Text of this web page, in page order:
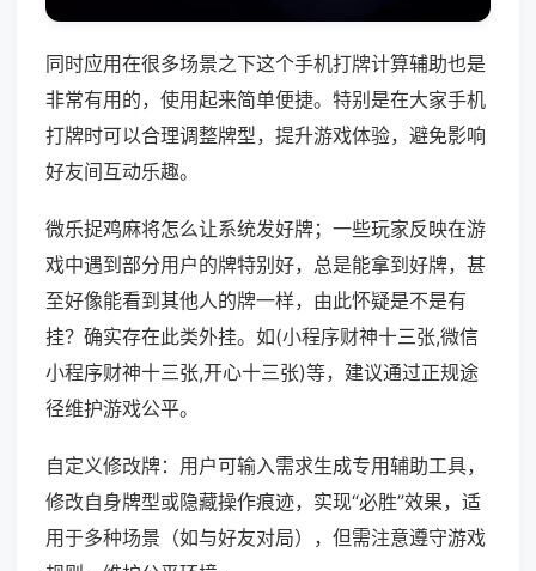
同时应用在很多场景之下这个手机打牌计算辅助也是
非常有用的，使用起来简单便捷。特别是在大家手机
打牌时可以合理调整牌型，提升游戏体验，避免影响
好友间互动乐趣。
微乐捉鸡麻将怎么让系统发好牌；一些玩家反映在游
戏中遇到部分用户的牌特别好，总是能拿到好牌，甚
至好像能看到其他人的牌一样，由此怀疑是不是有
挂？确实存在此类外挂。如(小程序财神十三张,微信
小程序财神十三张,开心十三张)等，建议通过正规途
径维护游戏公平。
自定义修改牌：用户可输入需求生成专用辅助工具，
修改自身牌型或隐藏操作痕迹，实现“必胜”效果，适
用于多种场景（如与好友对局），但需注意遵守游戏